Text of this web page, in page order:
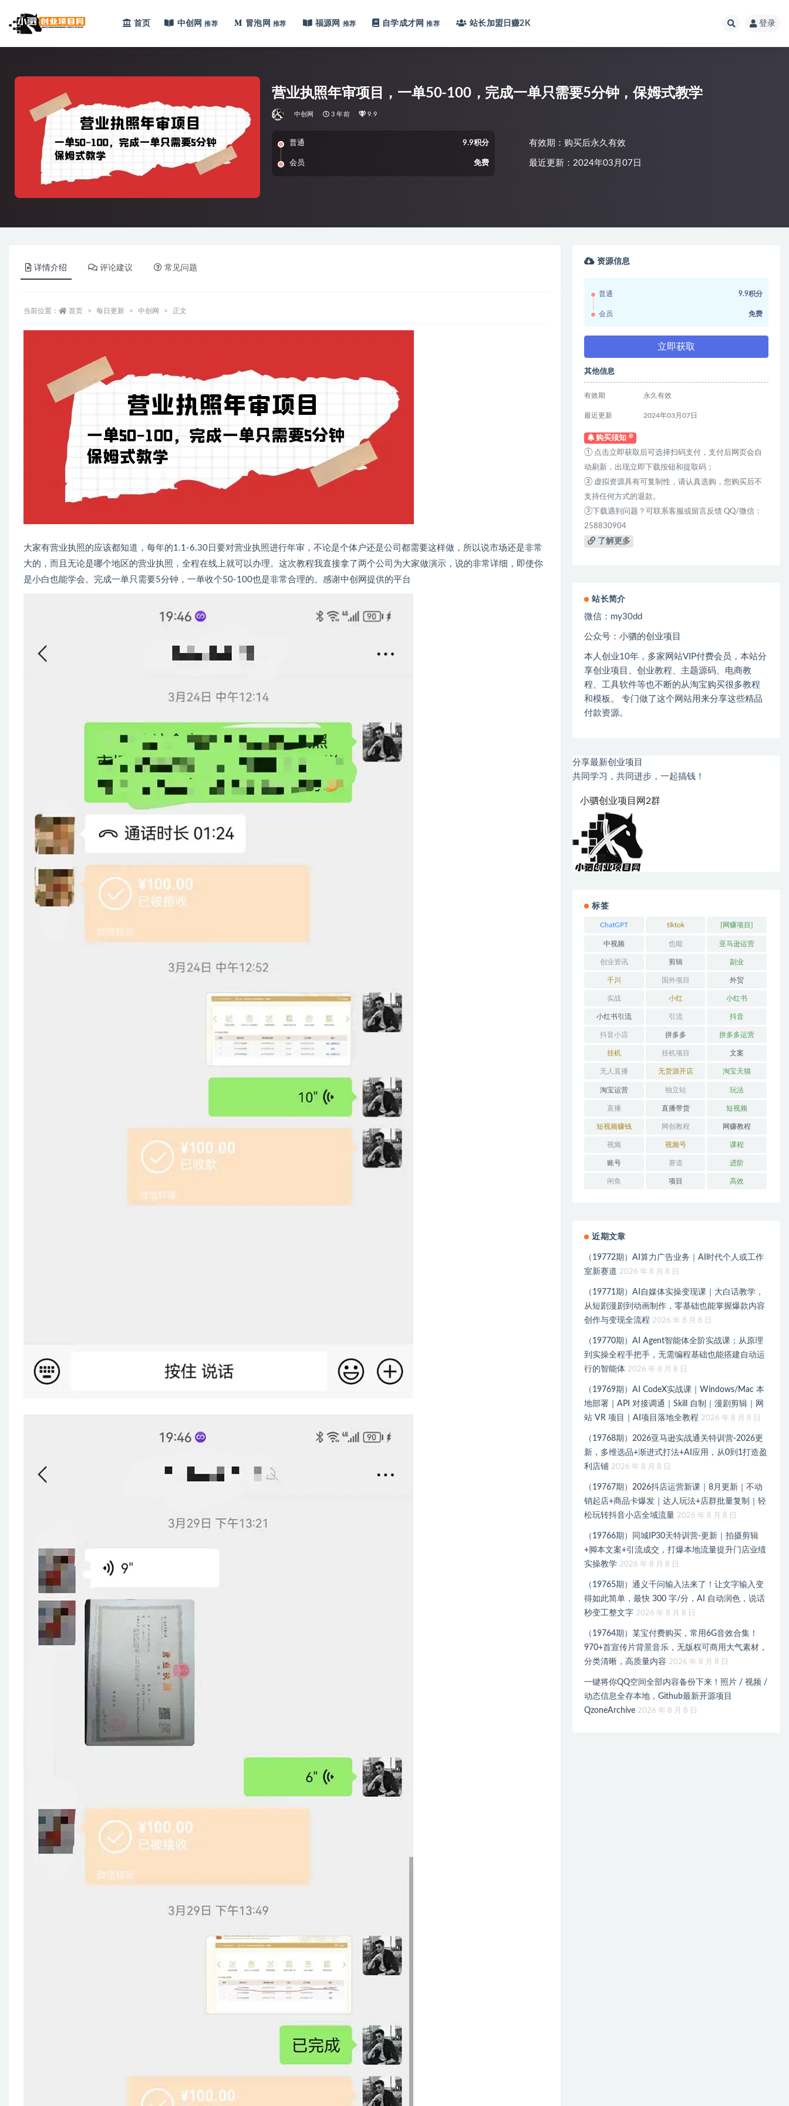
首页 中创网 推荐 冒泡网 推荐 福源网 推荐 自学成才网 推荐 站长加盟 日赚2K 登录
营业执照年审项目，一单50-100，完成一单只需要5分钟，保姆式教学
中创网 3 年前 9.9
普通 9.9积分
会员 免费
有效期：购买后永久有效
最近更新：2024年03月07日
详情介绍 评论建议 常见问题
当前位置： 首页 每日更新 中创网 正文
大家有营业执照的应该都知道，每年的1.1-6.30日要对营业执照进行年审，不论是个体户还是公司都需要这样做，所以说市场还是非常
大的，而且无论是哪个地区的营业执照，全程在线上就可以办理。这次教程我直接拿了两个公司为大家做演示，说的非常详细，即使你
是小白也能学会。完成一单只需要5分钟，一单收个50-100也是非常合理的。感谢中创网提供的平台
资源信息
普通 9.9积分
会员 免费
立即获取
其他信息
有效期 永久有效
最近更新 2024年03月07日
购买须知
① 点击立即获取后可选择扫码支付，支付后网页会自
动刷新，出现立即下载按钮和提取码；
② 虚拟资源具有可复制性，请认真选购，您购买后不
支持任何方式的退款。
③下载遇到问题？可联系客服或留言反馈 QQ/微信：
258830904
了解更多
站长简介
微信： my30dd
公众号：小驷的创业项目
本人创业10年，多家网站VIP付费会员，本站分
享创业项目、创业教程、主题源码、电商教
程、工具软件等也不断的从淘宝购买很多教程
和模板。 专门做了这个网站用来分享这些精品
付款资源。
分享最新创业项目
共同学习，共同进步，一起搞钱！
小驷创业项目网2群
标签
ChatGPT tiktok [网赚项目]
中视频 也能 亚马逊运营
创业资讯 剪辑 副业
千川 国外项目 外贸
实战 小红 小红书
小红书引流 引流 抖音
抖音小店 拼多多 拼多多运营
挂机 挂机项目 文案
无人直播 无货源开店 淘宝天猫
淘宝运营 独立站 玩法
直播 直播带货 短视频
短视频赚钱 网创教程 网赚教程
视频 视频号 课程
账号 赛道 进阶
闲鱼 项目 高效
近期文章
（19772期）AI算力广告业务｜AI时代个人或工作
室新赛道 2026 年 8 月 8 日
（19771期）AI自媒体实操变现课｜大白话教学，
从短剧漫剧到动画制作，零基础也能掌握爆款内容
创作与变现全流程 2026 年 8 月 8 日
（19770期）AI Agent智能体全阶实战课；从原理
到实操全程手把手，无需编程基础也能搭建自动运
行的智能体 2026 年 8 月 8 日
（19769期）AI CodeX实战课｜Windows/Mac 本
地部署｜API 对接调通｜Skill 自制｜漫剧剪辑｜网
站 VR 项目｜AI项目落地全教程 2026 年 8 月 8 日
（19768期）2026亚马逊实战通关特训营-2026更
新，多维选品+渐进式打法+AI应用，从0到1打造盈
利店铺 2026 年 8 月 8 日
（19767期）2026抖店运营新课｜8月更新｜不动
销起店+商品卡爆发｜达人玩法+店群批量复制｜轻
松玩转抖音小店全域流量 2026 年 8 月 8 日
（19766期）同城IP30天特训营-更新｜拍摄剪辑
+脚本文案+引流成交，打爆本地流量提升门店业绩
实操教学 2026 年 8 月 8 日
（19765期）通义千问输入法来了！让文字输入变
得如此简单，最快 300 字/分，AI 自动润色，说话
秒变工整文字 2026 年 8 月 8 日
（19764期）某宝付费购买，常用6G音效合集！
970+首宣传片背景音乐，无版权可商用大气素材，
分类清晰，高质量内容 2026 年 8 月 8 日
一键将你QQ空间全部内容备份下来！照片 / 视频 /
动态信息全存本地，Github最新开源项目
QzoneArchive 2026 年 8 月 8 日